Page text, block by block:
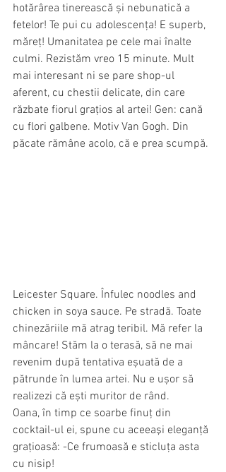
hotărârea tinerească și nebunatică a
fetelor! Te pui cu adolescența! E superb,
măreț! Umanitatea pe cele mai înalte
culmi. Rezistăm vreo 15 minute. Mult
mai interesant ni se pare shop-ul
aferent, cu chestii delicate, din care
răzbate fiorul grațios al artei! Gen: cană
cu flori galbene. Motiv Van Gogh. Din
păcate rămâne acolo, că e prea scumpă.
Leicester Square. Înfulec noodles and
chicken in soya sauce. Pe stradă. Toate
chinezăriile mă atrag teribil. Mă refer la
mâncare! Stăm la o terasă, să ne mai
revenim după tentativa eșuată de a
pătrunde în lumea artei. Nu e ușor să
realizezi că ești muritor de rând.
Oana, în timp ce soarbe finuţ din
cocktail-ul ei, spune cu aceeaşi eleganţă
graţioasă: -Ce frumoasă e sticluţa asta
cu nisip!